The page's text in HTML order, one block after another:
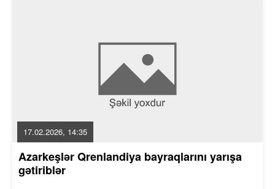
17.02.2026, 14:35
Azarkeşlər Qrenlandiya bayraqlarını yarışa
gətiriblər